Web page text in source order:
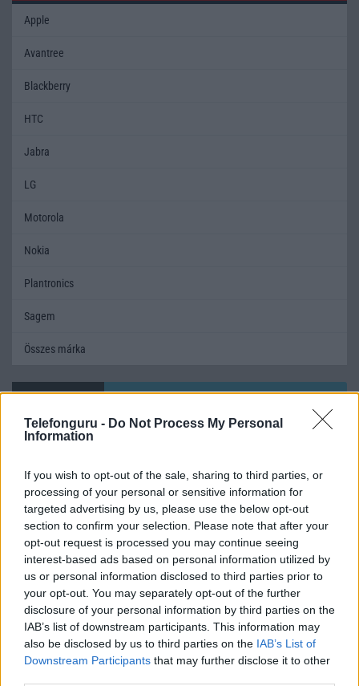
Telefonguru - Do Not Process My Personal
Information
If you wish to opt-out of the sale, sharing to third parties, or
processing of your personal or sensitive information for
targeted advertising by us, please use the below opt-out
section to confirm your selection. Please note that after your
opt-out request is processed you may continue seeing
interest-based ads based on personal information utilized by
us or personal information disclosed to third parties prior to
your opt-out. You may separately opt-out of the further
disclosure of your personal information by third parties on the
IAB’s list of downstream participants. This information may
also be disclosed by us to third parties on the IAB’s List of
Downstream Participants that may further disclose it to other
Apple
Avantree
Blackberry
HTC
Jabra
LG
Motorola
Nokia
Plantronics
Sagem
Összes márka
Mennyibe kerül
Keressen a telefonboltok ajánlatai között!
TELEFONOK GYORSLISTA
Márka :
Tipus :